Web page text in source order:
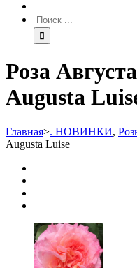
Роза
Augusta
Главная>. НОВИНКИ,
Augusta Luise